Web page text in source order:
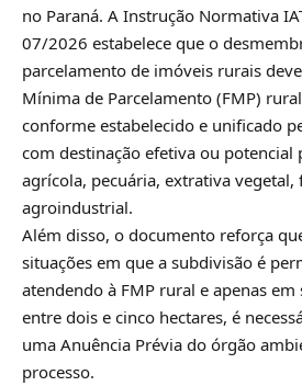
no Paraná. A Instrução Normativa
07/2026 estabelece que o
parcelamento de imóveis rurais
Mínima de Parcelamento (FMP)
conforme estabelecido e unificado
com destinação efetiva ou potencial
agrícola, pecuária, extrativa vegetal,
agroindustrial.
Além disso, o documento reforça
situações em que a subdivisão é
atendendo à FMP rural e apenas
entre dois e cinco hectares, é
uma Anuência Prévia do órgão
processo.